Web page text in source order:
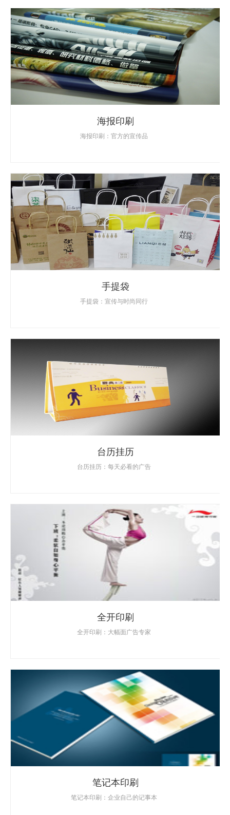
海报印刷
海报印刷：官方的宣传品
手提袋
手提袋：宣传与时尚同行
台历挂历
台历挂历：每天必看的广告
全开印刷
全开印刷：大幅面广告专家
笔记本印刷
笔记本印刷：企业自己的记事本